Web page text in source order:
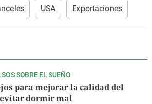
USA Exportaciones
SOBRE EL SUEÑO
para mejorar la calidad del
evitar dormir mal